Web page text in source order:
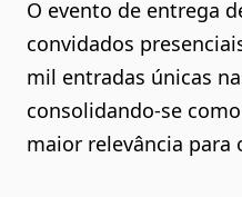
O evento de entrega
convidados
mil entradas únicas
consolidando-se
maior relevância para